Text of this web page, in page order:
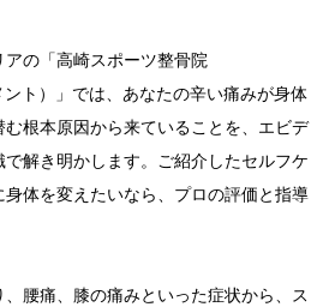
の「高崎スポーツ整骨院
ント）」では、あなたの辛い痛みが身体
根本原因から来ていることを、エビデ
で解き明かします。ご紹介したセルフケ
身体を変えたいなら、プロの評価と指導
、 腰痛、 膝の痛みといった症状から、 ス